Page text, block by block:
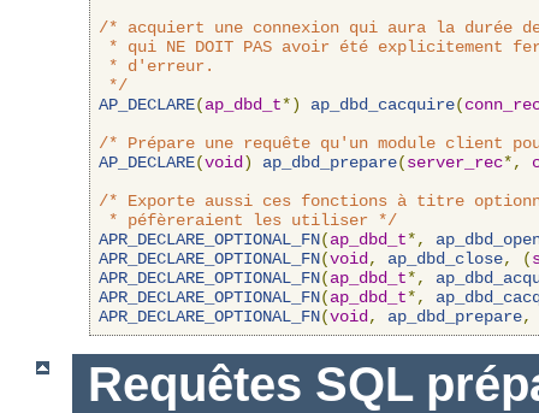
/* acquiert une connexion qui aura la durée
* qui NE DOIT PAS avoir été explicitement
* d'erreur.
*/
AP_DECLARE(ap_dbd_t*) ap_dbd_cacquire(
/* Prépare une requête qu'un module client
AP_DECLARE(void ) ap_dbd_prepare(server_rec*,
/* Exporte aussi ces fonctions à titre
* péfèreraient les utiliser */
APR_DECLARE_OPTIONAL_FN(ap_dbd_t*,
APR_DECLARE_OPTIONAL_FN(void , ap_dbd_close, (
APR_DECLARE_OPTIONAL_FN(ap_dbd_t*,
APR_DECLARE_OPTIONAL_FN(ap_dbd_t*,
APR_DECLARE_OPTIONAL_FN(void , ap_dbd_prepare,
Requêtes SQL